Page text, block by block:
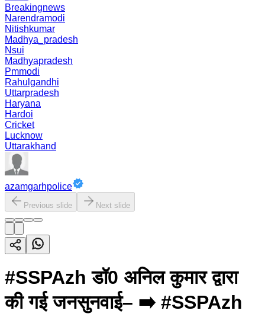
Breakingnews
Narendramodi
Nitishkumar
Madhya_pradesh
Nsui
Madhyapradesh
Pmmodi
Rahulgandhi
Uttarpradesh
Haryana
Hardoi
Cricket
Lucknow
Uttarakhand
azamgarhpolice
Previous slide Next slide
#SSPAzh डॉ0 अनिल कुमार द्वारा
की गई जनसुनवाई– ➡️ #SSPAzh